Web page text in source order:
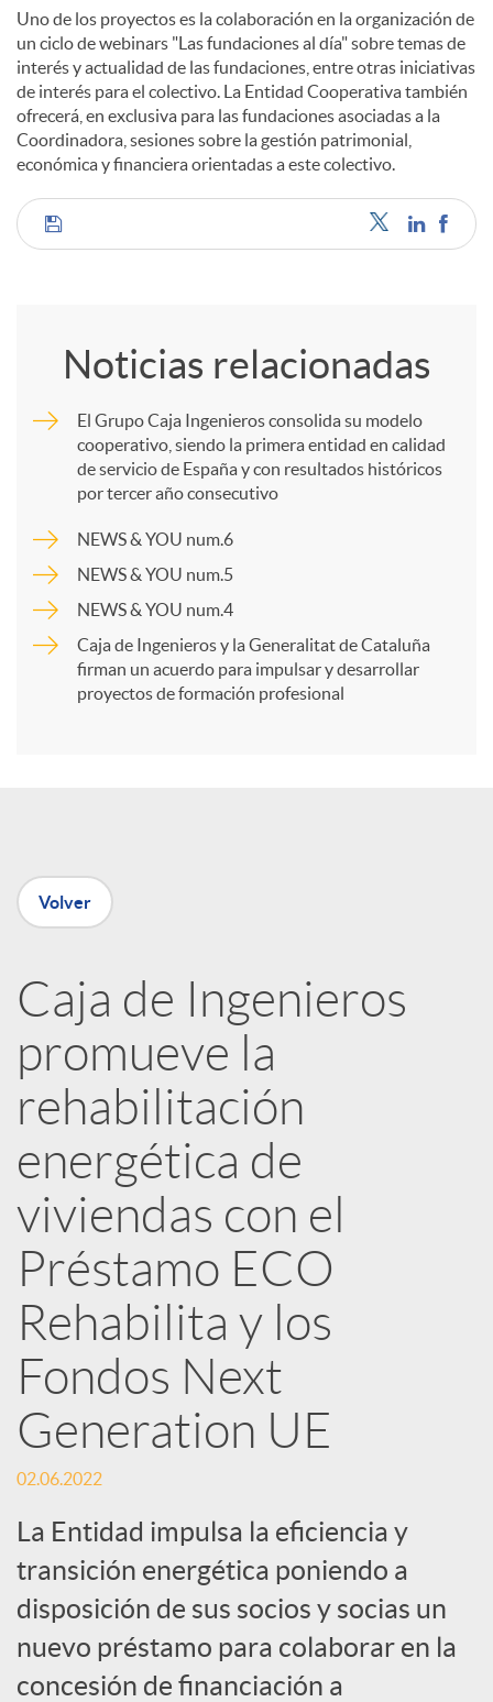
Uno de los proyectos es la colaboración en la organización de
un ciclo de webinars "Las fundaciones al día" sobre temas de
interés y actualidad de las fundaciones, entre otras iniciativas
de interés para el colectivo. La Entidad Cooperativa también
ofrecerá, en exclusiva para las fundaciones asociadas a la
Coordinadora, sesiones sobre la gestión patrimonial,
económica y financiera orientadas a este colectivo.
C
a
r
e
R
e
d
e
s
S
o
c
i
a
Noticias relacionadas
El Grupo Caja Ingenieros consolida su modelo
cooperativo, siendo la primera entidad en calidad
de servicio de España y con resultados históricos
por tercer año consecutivo
NEWS & YOU num.6
NEWS & YOU num.5
NEWS & YOU num.4
Caja de Ingenieros y la Generalitat de Cataluña
firman un acuerdo para impulsar y desarrollar
proyectos de formación profesional
Volver
Caja de Ingenieros
promueve la
rehabilitación
energética de
viviendas con el
Préstamo ECO
Rehabilita y los
Fondos Next
Generation UE
02.06.2022
La Entidad impulsa la eficiencia y
transición energética poniendo a
disposición de sus socios y socias un
nuevo préstamo para colaborar en la
concesión de financiación a